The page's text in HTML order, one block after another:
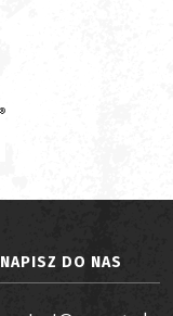
NAPISZ DO NAS